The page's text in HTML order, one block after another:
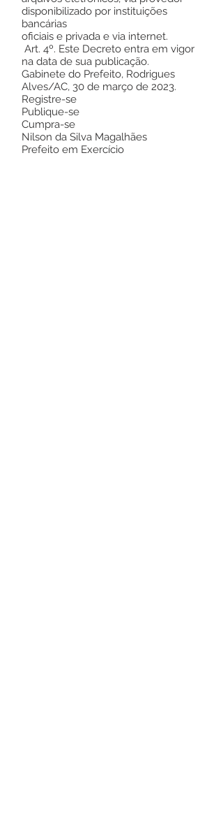
disponibilizado por instituições
bancárias
oficiais e privada e via internet.
Art. 4º. Este Decreto entra em vigor
na data de sua publicação.
Gabinete do Prefeito, Rodrigues
Alves/AC, 30 de março de 2023.
Registre-se
Publique-se
Cumpra-se
Nilson da Silva Magalhães
Prefeito em Exercício